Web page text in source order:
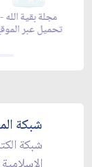
مجلة بقية الله -
تحميل عبر
شبكة
شبكة